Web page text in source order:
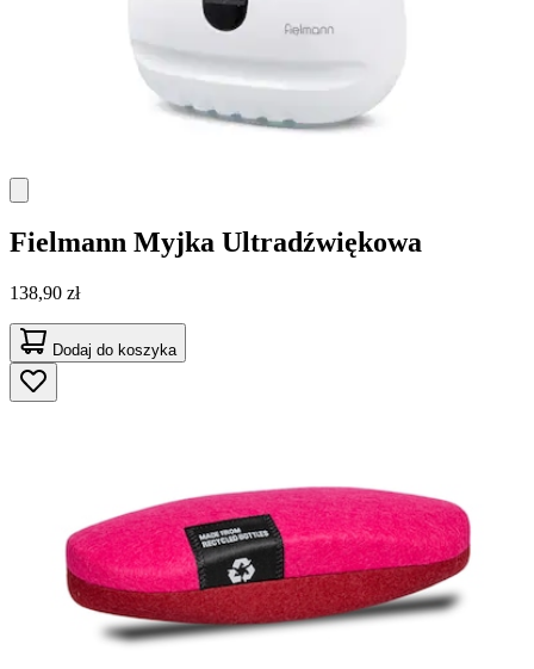
Fielmann Myjka Ultradźwiękowa
138,90 zł
Dodaj do koszyka